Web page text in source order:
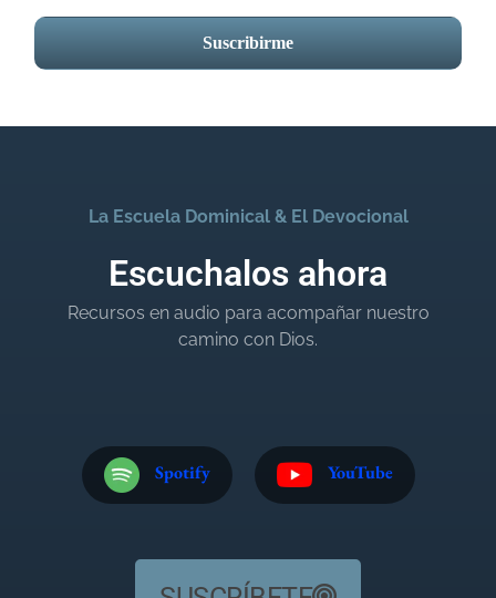
La Escuela Dominical & El Devocional
Escuchalos ahora
Recursos en audio para acompañar nuestro
camino con Dios.
Spotify YouTube